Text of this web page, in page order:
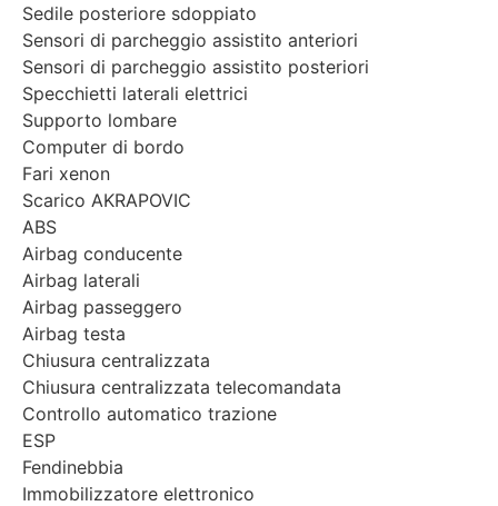
Sedile posteriore sdoppiato
Sensori di parcheggio assistito anteriori
Sensori di parcheggio assistito posteriori
Specchietti laterali elettrici
Supporto lombare
Computer di bordo
Fari xenon
Scarico AKRAPOVIC
ABS
Airbag conducente
Airbag laterali
Airbag passeggero
Airbag testa
Chiusura centralizzata
Chiusura centralizzata telecomandata
Controllo automatico trazione
ESP
Fendinebbia
Immobilizzatore elettronico